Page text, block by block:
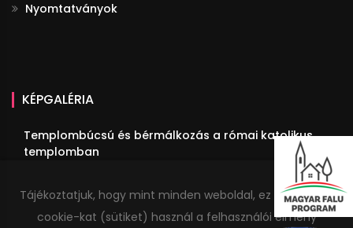
Tájékoztatjuk, hogy mint minden weboldal, ez a honlap is
cookie-kat (sütiket) használ a felhasználói élmény
Nyomtatványok
KÉPGALÉRIA
Templombúcsú és bérmálkozás a római katolikus
templomban
Megemlékezés Trianonról
Idősek estéje